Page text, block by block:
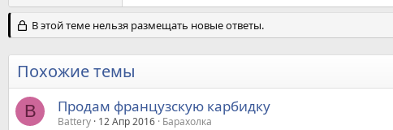
В этой теме нельзя размещать новые ответы.
Похожие темы
B Продам французскую карбидку
Battery 12 Апр 2016 Барахолка